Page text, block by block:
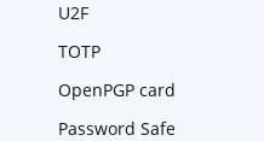
U2F
TOTP
OpenPGP card
Password Safe